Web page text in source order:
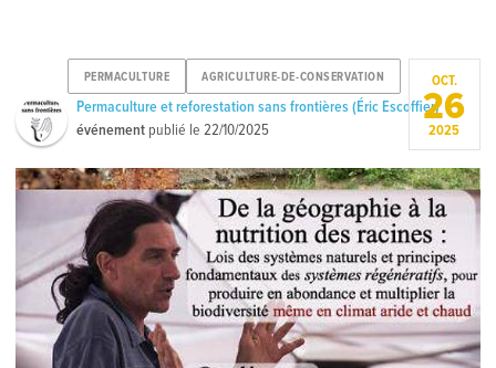
PERMACULTURE AGRICULTURE-DE-CONSERVATION
Permaculture et reforestation sans frontières (Éric Escoffier)
événement publié le22/10/2025
OCT.
26
2025